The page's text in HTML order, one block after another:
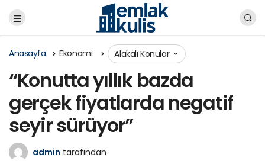
Anasayfa Ekonomi Alakalı Konular
“Konutta yıllık bazda
gerçek fiyatlarda negatif
seyir sürüyor”
admin tarafından